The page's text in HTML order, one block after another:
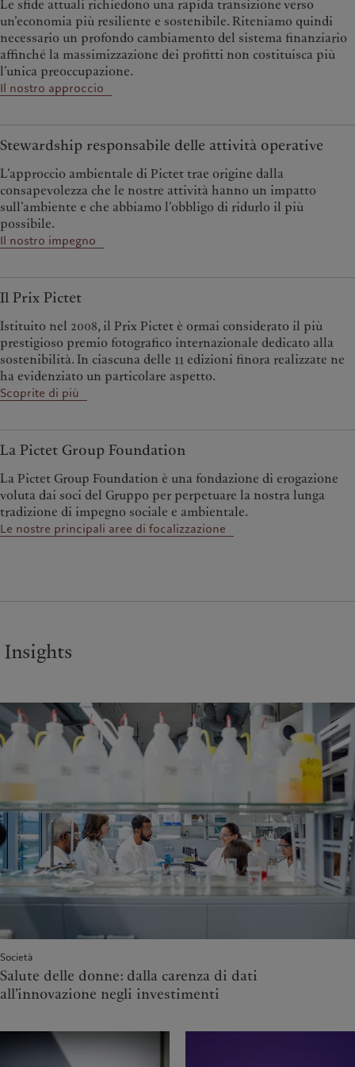
Le sfide attuali richiedono una rapida transizione verso
un’economia più resiliente e sostenibile. Riteniamo quindi
necessario un profondo cambiamento del sistema finanziario
affinché la massimizzazione dei profitti non costituisca più
l’unica preoccupazione.
Il nostro approccio
Stewardship responsabile delle attività operative
L’approccio ambientale di Pictet trae origine dalla
consapevolezza che le nostre attività hanno un impatto
sull’ambiente e che abbiamo l’obbligo di ridurlo il più
possibile.
Il nostro impegno
Il Prix Pictet
Istituito nel 2008, il Prix Pictet è ormai considerato il più
prestigioso premio fotografico internazionale dedicato alla
sostenibilità. In ciascuna delle 11 edizioni finora realizzate ne
ha evidenziato un particolare aspetto.
Scoprite di più
La Pictet Group Foundation
La Pictet Group Foundation è una fondazione di erogazione
voluta dai soci del Gruppo per perpetuare la nostra lunga
tradizione di impegno sociale e ambientale.
Le nostre principali aree di focalizzazione
Insights
Società
Salute delle donne: dalla carenza di dati
all’innovazione negli investimenti